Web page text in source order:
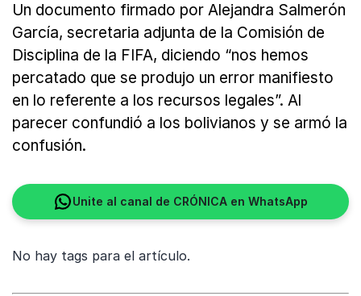
Un documento firmado por Alejandra Salmerón
García, secretaria adjunta de la Comisión de
Disciplina de la FIFA, diciendo “nos hemos
percatado que se produjo un error manifiesto
en lo referente a los recursos legales”. Al
parecer confundió a los bolivianos y se armó la
confusión.
Unite al canal de CRÓNICA en WhatsApp
No hay tags para el artículo.